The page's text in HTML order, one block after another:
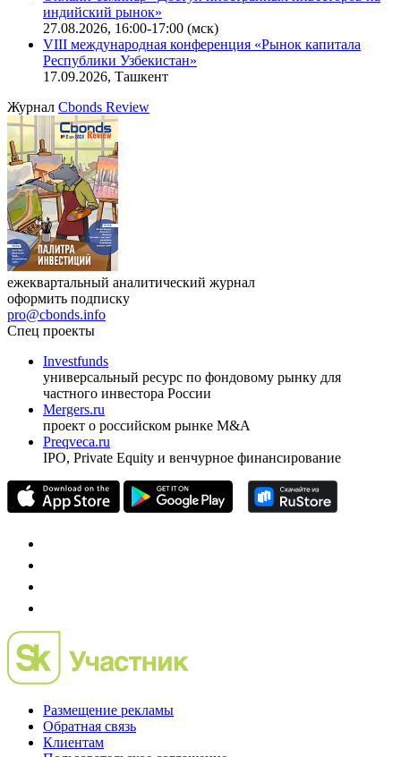
Онлайн-семинар «Новый стандарт инвестиций в
офисную недвижимость»
11.08.2026, 16:30-18:00 (мск)
Онлайн-семинар «Доступ иностранных инвесторов на
индийский рынок»
VIII международная конференция «Рынок капитала
Республики Узбекистан»
17.09.2026, Ташкент
ЖурналCbonds Review
ежеквартальный аналитический журнал
оформить подписку
pro@cbonds.info
Спец проекты
Investfunds
универсальный ресурс по фондовому рынку для
частного инвестора России
проект о российском рынке M&A
Preqveca.ru